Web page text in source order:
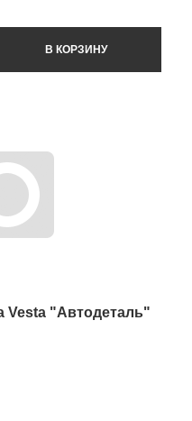
В КОРЗИНУ
Vesta "Автодеталь"